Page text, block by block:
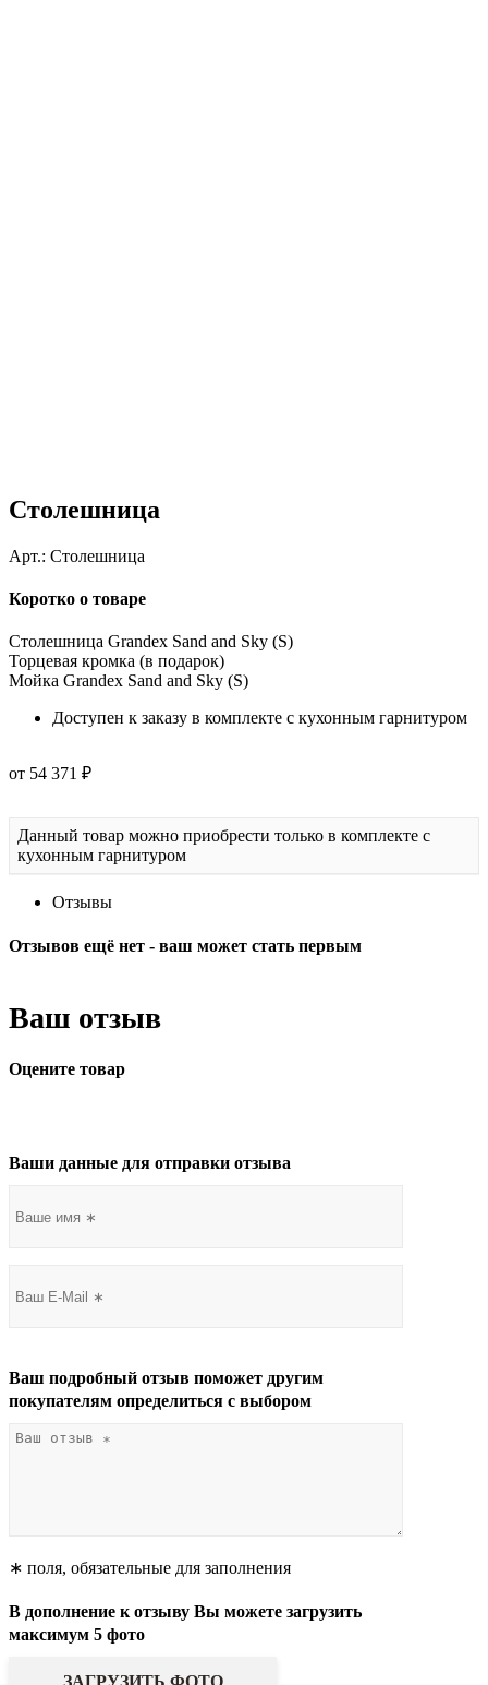
Столешница
Арт.: Столешница
Коротко о товаре
Столешница Grandex Sand and Sky (S)
Торцевая кромка (в подарок)
Мойка Grandex Sand and Sky (S)
Доступен к заказу в комплекте с кухонным гарнитуром
от 54 371 ₽
Данный товар можно приобрести только в комплекте с
кухонным гарнитуром
Отзывы
Отзывов ещё нет - ваш может стать первым
Ваш отзыв
Оцените товар
Ваши данные для отправки отзыва
Ваш подробный отзыв поможет другим
покупателям определиться с выбором
∗ поля, обязательные для заполнения
В дополнение к отзыву Вы можете загрузить
максимум 5 фото